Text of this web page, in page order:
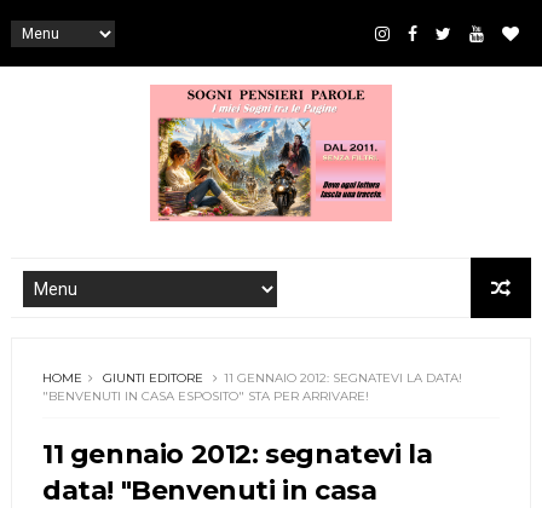
HOME GIUNTI EDITORE
11 GENNAIO 2012: SEGNATEVI LA DATA!
"BENVENUTI IN CASA ESPOSITO" STA PER ARRIVARE!
11 gennaio 2012: segnatevi la
data! "Benvenuti in casa